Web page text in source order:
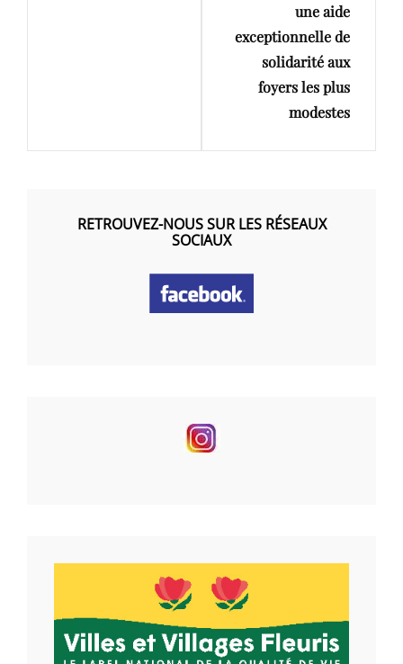
une aide
exceptionnelle de
solidarité aux
foyers les plus
modestes
RETROUVEZ-NOUS SUR LES RÉSEAUX
SOCIAUX